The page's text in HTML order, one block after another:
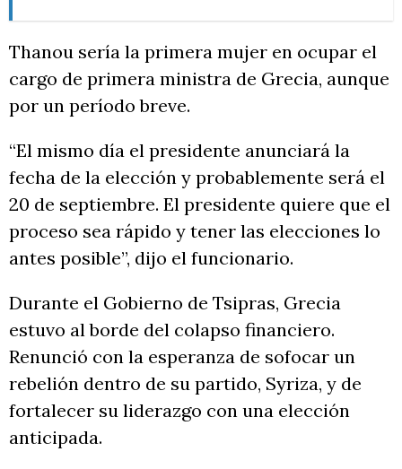
Thanou sería la primera mujer en ocupar el
cargo de primera ministra de Grecia, aunque
por un período breve.
“El mismo día el presidente anunciará la
fecha de la elección y probablemente será el
20 de septiembre. El presidente quiere que el
proceso sea rápido y tener las elecciones lo
antes posible”, dijo el funcionario.
Durante el Gobierno de Tsipras, Grecia
estuvo al borde del colapso financiero.
Renunció con la esperanza de sofocar un
rebelión dentro de su partido, Syriza, y de
fortalecer su liderazgo con una elección
anticipada.